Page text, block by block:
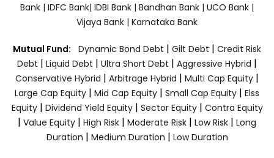
Bank | IDFC Bank| IDBI Bank | Bandhan Bank | UCO Bank |
Vijaya Bank | Karnataka Bank
Mutual Fund: Dynamic Bond Debt | Gilt Debt | Credit Risk
Debt | Liquid Debt | Ultra Short Debt | Aggressive Hybrid |
Conservative Hybrid | Arbitrage Hybrid | Multi Cap Equity |
Large Cap Equity | Mid Cap Equity | Small Cap Equity | Elss
Equity| Dividend Yield Equity| Sector Equity | Contra Equity
| Value Equity | High Risk | Moderate Risk | Low Risk | Long
Duration | Medium Duration | Low Duration